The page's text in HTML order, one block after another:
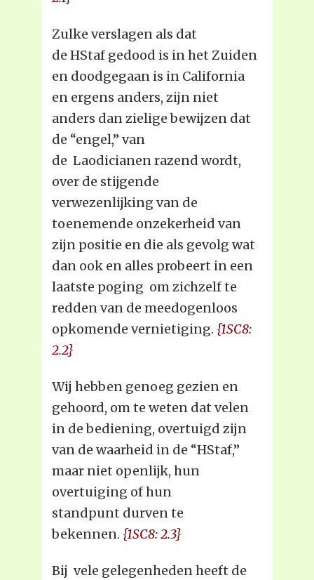
Zulke verslagen als dat
de HStaf gedood is in het Zuiden
en doodgegaan is in California
en ergens anders, zijn niet
anders dan zielige bewijzen dat
de “engel,” van
de Laodicianen razend wordt,
over de stijgende
verwezenlijking van de
toenemende onzekerheid van
zijn positie en die als gevolg wat
dan ook en alles probeert in een
laatste poging om zichzelf te
redden van de meedogenloos
opkomende vernietiging. {1SC8:
2.2}
Wij hebben genoeg gezien en
gehoord, om te weten dat velen
in de bediening, overtuigd zijn
van de waarheid in de “HStaf,”
maar niet openlijk, hun
overtuiging of hun
standpunt durven te
bekennen. {1SC8: 2.3}
Bij vele gelegenheden heeft de